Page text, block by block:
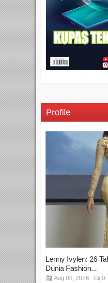
Profile
Lenny Ivylen: 26
Dunia Fashion...
Aug 08, 2026 0